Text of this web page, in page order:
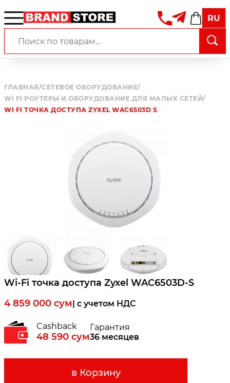
RU
ГЛАВНАЯ/СЕТЕВОЕ ОБОРУДОВАНИЕ/
WI FI РОУТЕРЫ И ОБОРУДОВАНИЕ ДЛЯ МАЛЫХ СЕТЕЙ/
WI FI ТОЧКА ДОСТУПА ZYXEL WAC6503D S
Wi-Fi точка доступа Zyxel WAC6503D-S
4 859 000 сум| c учетом НДС
Cashback
48 590 сум
Гарантия
36 месяцев
в Корзину